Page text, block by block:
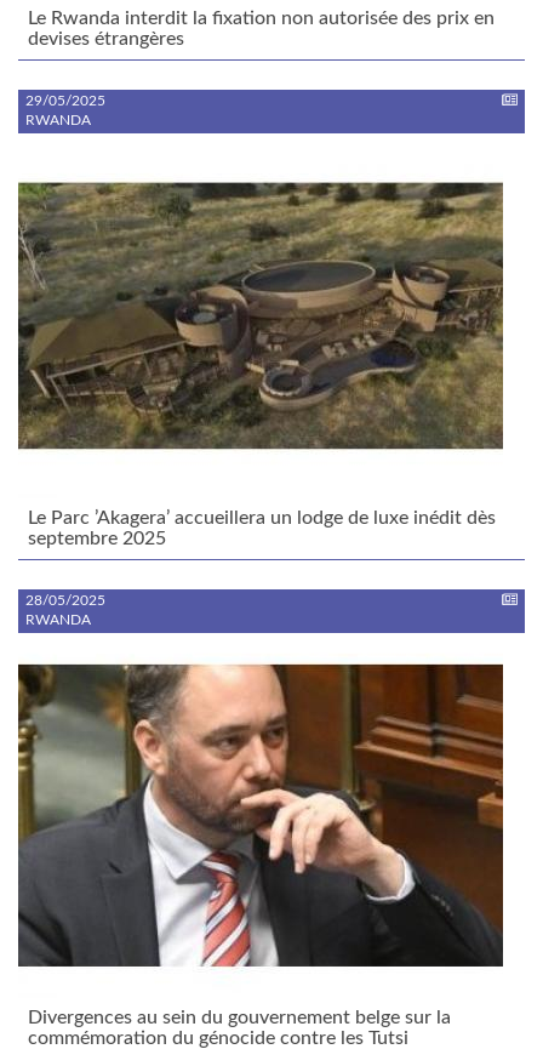
Le Rwanda interdit la fixation non autorisée des prix en
devises étrangères
29/05/2025
RWANDA
Le Parc ’Akagera’ accueillera un lodge de luxe inédit dès
septembre 2025
28/05/2025
RWANDA
Divergences au sein du gouvernement belge sur la
commémoration du génocide contre les Tutsi